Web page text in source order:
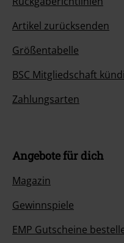
Artikel zurücksenden
Größentabelle
BSC Mitgliedschaft
Zahlungsarten
Angebote für dich
Magazin
Gewinnspiele
EMP Gutscheine